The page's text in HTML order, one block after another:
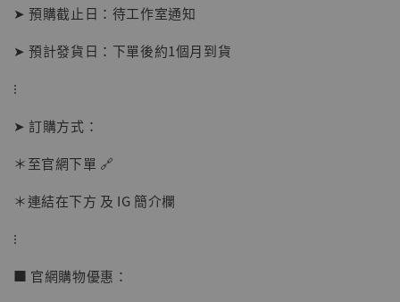
NT$ 1,870
➤ 預購截止日：待工作室通知
➤ 預計發貨日：下單後約1個月到貨
⁝
➤ 訂購方式：
＊至官網下單 🔗
＊連結在下方 及 IG 簡介欄
⁝
■ 官網購物優惠：